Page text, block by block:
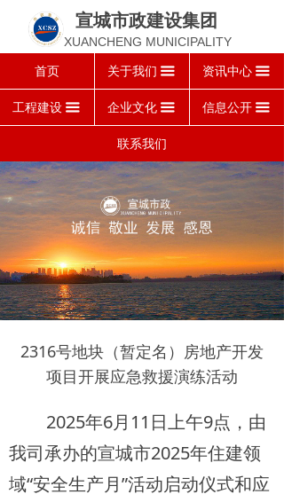
宣城市政建设集团
XUANCHENG MUNICIPALITY
首页 关于我们 끀
集团介绍
资质荣誉
资讯中心 끀
员工活动
企业公告
党群工作
工程建设 끀
工程案例
企业文化 끀
公司使命
文化理念 信息公开 끀
招聘信息
物资采购
联系我们
2316号地块（暂定名）房地产开发
项目开展应急救援演练活动
2025年6月11日上午9点，由
我司承办的宣城市2025年住建领
域“安全生产月”活动启动仪式和应